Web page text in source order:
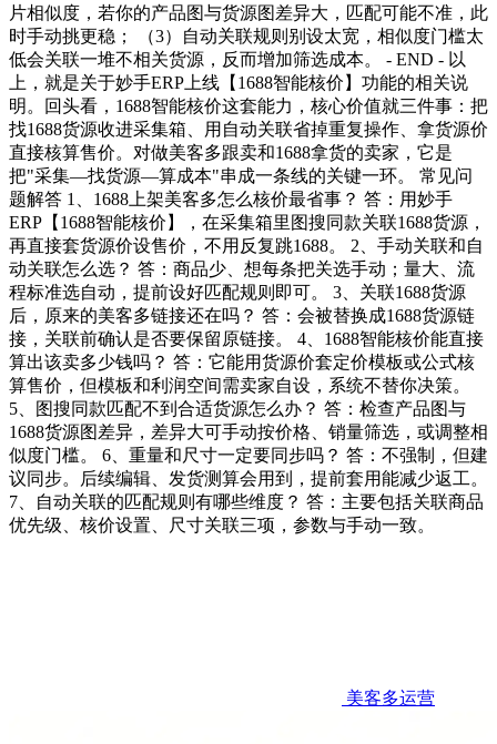
片相似度，若你的产品图与货源图差异大，匹配可能不准，此
时手动挑更稳； （3）自动关联规则别设太宽，相似度门槛太
低会关联一堆不相关货源，反而增加筛选成本。 - END - 以
上，就是关于妙手ERP上线【1688智能核价】功能的相关说
明。回头看，1688智能核价这套能力，核心价值就三件事：把
找1688货源收进采集箱、用自动关联省掉重复操作、拿货源价
直接核算售价。对做美客多跟卖和1688拿货的卖家，它是
把"采集—找货源—算成本"串成一条线的关键一环。 常见问
题解答 1、1688上架美客多怎么核价最省事？ 答：用妙手
ERP【1688智能核价】，在采集箱里图搜同款关联1688货源，
再直接套货源价设售价，不用反复跳1688。 2、手动关联和自
动关联怎么选？ 答：商品少、想每条把关选手动；量大、流
程标准选自动，提前设好匹配规则即可。 3、关联1688货源
后，原来的美客多链接还在吗？ 答：会被替换成1688货源链
接，关联前确认是否要保留原链接。 4、1688智能核价能直接
算出该卖多少钱吗？ 答：它能用货源价套定价模板或公式核
算售价，但模板和利润空间需卖家自设，系统不替你决策。
5、图搜同款匹配不到合适货源怎么办？ 答：检查产品图与
1688货源图差异，差异大可手动按价格、销量筛选，或调整相
似度门槛。 6、重量和尺寸一定要同步吗？ 答：不强制，但建
议同步。后续编辑、发货测算会用到，提前套用能减少返工。
7、自动关联的匹配规则有哪些维度？ 答：主要包括关联商品
优先级、核价设置、尺寸关联三项，参数与手动一致。
美客多运营